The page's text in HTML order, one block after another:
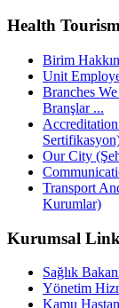
Health Tourism
Birim
Unit
Branches
Branşlar ...
Our City
Transport
Kurumlar)
Kurumsal
Sağlık
Yönetim
Kamu